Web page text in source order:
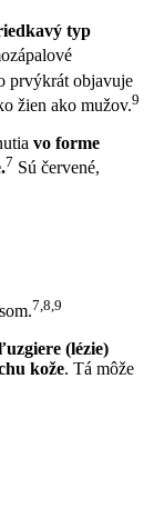
typ
prvýkrát objavuje
žien ako mužov.9
vo forme
7 Sú červené,
7,8,9
(lézie)
kože. Tá môže